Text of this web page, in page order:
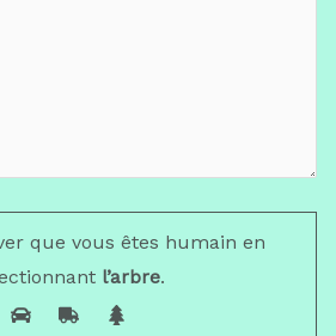
que vous êtes humain en
l’arbre.